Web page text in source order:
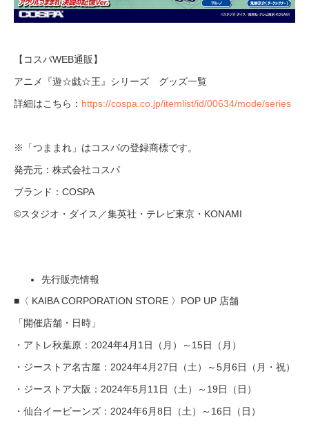
【コスパWEB通販】
アニメ『遊☆戯☆王』シリーズ グッズ一覧
詳細はこちら： https://cospa.co.jp/itemlist/id/00634/mode/series
※「つままれ」はコスパの登録商標です。
発売元：株式会社コスパ
ブランド：COSPA
©スタジオ・ダイス／集英社・テレビ東京・KONAMI
先行販売情報
■〈 KAIBA CORPORATION STORE 〉POP UP 店舗
「開催店舗・日時」
・アトレ秋葉原：2024年4月1日（月）～15日（月）
・ジーストア名古屋：2024年4月27日（土）～5月6日（月・祝）
・ジーストア大阪：2024年5月11日（土）～19日（日）
・仙台イービーンズ：2024年6月8日（土）～16日（日）